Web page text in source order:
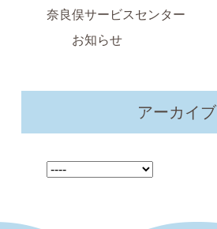
奈良俣サービスセンター
お知らせ
アーカイブ